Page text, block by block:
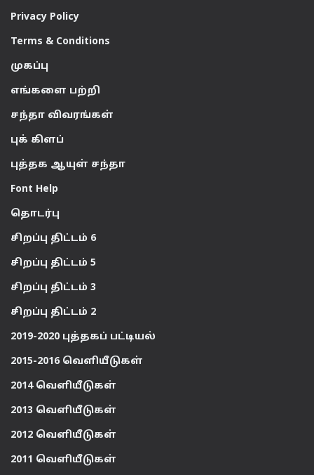
Privacy Policy
Terms & Conditions
முகப்பு
எங்களை பற்றி
சந்தா விவரங்கள்
புக் கிளப்
புத்தக ஆயுள் சந்தா
Font Help
தொடர்பு
சிறப்பு திட்டம் 6
சிறப்பு திட்டம் 5
சிறப்பு திட்டம் 3
சிறப்பு திட்டம் 2
2019-2020 புத்தகப் பட்டியல்
2015-2016 வெளியீடுகள்
2014 வெளியீடுகள்
2013 வெளியீடுகள்
2012 வெளியீடுகள்
2011 வெளியீடுகள்